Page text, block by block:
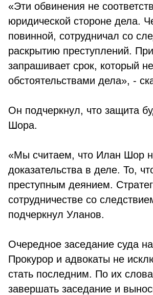
«Эти обвинения не
юридической стороне дела.
повинной, сотрудничал со
раскрытию преступлений.
запрашивает срок, который
обстоятельствами дела», -
Он подчеркнул, что защита
Шора.
«Мы считаем, что Илан Шор
доказательства в деле. То,
преступным деянием.
сотрудничестве со
подчеркнул Уланов.
Очередное заседание суда
Прокурор и адвокаты не
стать последним. По их
завершать заседание и